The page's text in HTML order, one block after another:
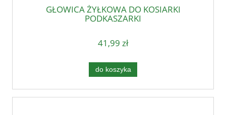
GŁOWICA ŻYŁKOWA DO KOSIARKI
PODKASZARKI
41,99 zł
do koszyka